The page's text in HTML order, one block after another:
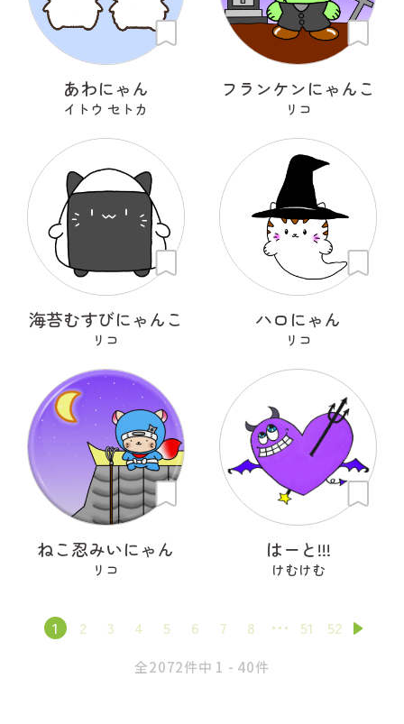
あわにゃん
イトウ セトカ
フランケンにゃんこ
リコ
海苔むすびにゃんこ
リコ
ハロにゃん
リコ
ねこ忍みいにゃん
リコ
はーと!!!
けむけむ
1 2 3 4 5 6 7 8 51 52
全2072件中 1 - 40件